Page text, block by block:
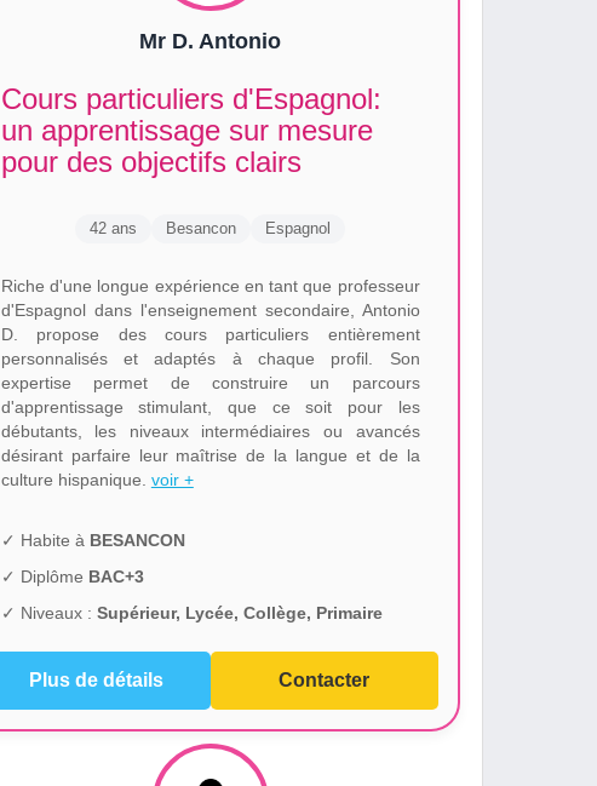
Mr D. Antonio
Cours particuliers d'Espagnol:
un apprentissage sur mesure
pour des objectifs clairs
42 ans Besancon Espagnol
Riche d'une longue expérience en tant que professeur
d'Espagnol dans l'enseignement secondaire, Antonio
D. propose des cours particuliers entièrement
personnalisés et adaptés à chaque profil. Son
expertise permet de construire un parcours
d'apprentissage stimulant, que ce soit pour les
débutants, les niveaux intermédiaires ou avancés
désirant parfaire leur maîtrise de la langue et de la
culture hispanique. voir +
✓ Habite à BESANCON
✓ Diplôme BAC+3
✓ Niveaux : Supérieur, Lycée, Collège, Primaire
Plus de détails Contacter